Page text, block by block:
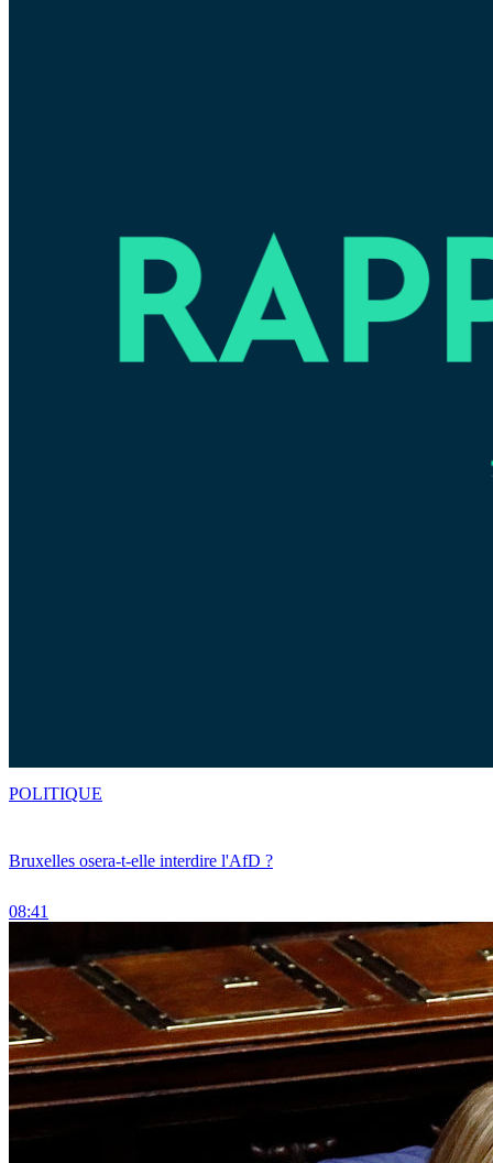
Bruxelles osera-t-elle interdire l'AfD ?
08:41
POLITIQUE